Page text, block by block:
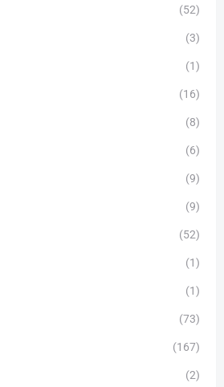
(52)
(3)
(1)
(16)
(8)
(6)
(9)
(9)
(52)
(1)
(1)
(73)
(167)
(2)